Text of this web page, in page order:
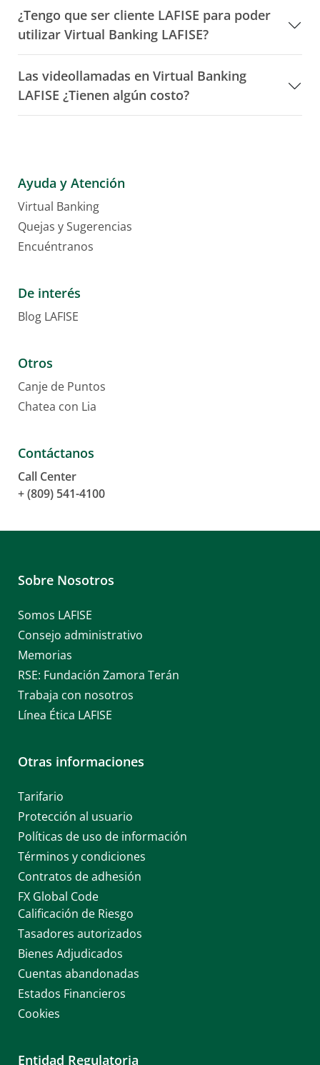
¿Tengo que ser cliente LAFISE para poder
utilizar Virtual Banking LAFISE?
Las videollamadas en Virtual Banking
LAFISE ¿Tienen algún costo?
Ayuda y Atención
Virtual Banking
Quejas y Sugerencias
Encuéntranos
De interés
Blog LAFISE
Otros
Canje de Puntos
Chatea con Lia
Contáctanos
Call Center
+ (809) 541-4100
Sobre Nosotros
Somos LAFISE
Consejo administrativo
Memorias
RSE: Fundación Zamora Terán
Trabaja con nosotros
Línea Ética LAFISE
Otras informaciones
Tarifario
Protección al usuario
Políticas de uso de información
Términos y condiciones
Contratos de adhesión
FX Global Code
Calificación de Riesgo
Tasadores autorizados
Bienes Adjudicados
Cuentas abandonadas
Estados Financieros
Cookies
Entidad Regulatoria